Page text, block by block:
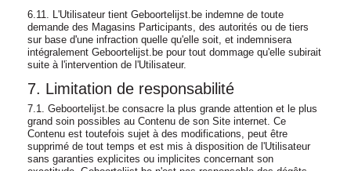
6.11. L'Utilisateur tient Geboortelijst.be indemne de toute
demande des Magasins Participants, des autorités ou de tiers
sur base d'une infraction quelle qu'elle soit, et indemnisera
intégralement Geboortelijst.be pour tout dommage qu'elle subirait
suite à l'intervention de l'Utilisateur.
7. Limitation de responsabilité
7.1. Geboortelijst.be consacre la plus grande attention et le plus
grand soin possibles au Contenu de son Site internet. Ce
Contenu est toutefois sujet à des modifications, peut être
supprimé de tout temps et est mis à disposition de l'Utilisateur
sans garanties explicites ou implicites concernant son